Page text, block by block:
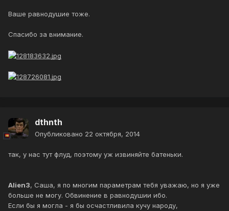
Ваше равнодушие тоже.
Спасибо за внимание.
dthnth
Опубликовано 22 октября, 2014
так, у нас тут флуд, поэтому уж извиняйте батеньки.
Alien3, Саша, я по многим параметрам тебя уважаю, но я уже
больше не могу. Обвинение в равнодушии ибо.
Если бы я могла - я бы осчастливила кучу народу,